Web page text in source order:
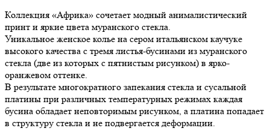
Коллекция «Африка» сочетает модный анималистический
принт и яркие цвета муранского стекла.
Уникальное женское колье на сером итальянском каучуке
высокого качества с тремя листья-бусинами из муранского
стекла (две из которых с пятнистым рисунком) в ярко-
оранжевом оттенке.
В результате многократного запекания стекла и сусальной
платины при различных температурных режимах каждая
бусина обладает неповторимым рисунком, а платина попадает
в структуру стекла и не подвергается деформации.